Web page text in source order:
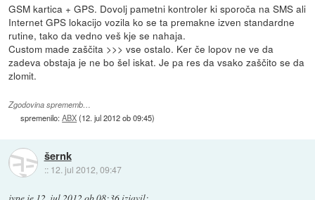
GSM kartica + GPS. Dovolj pametni kontroler ki sporoča na SMS ali
Internet GPS lokacijo vozila ko se ta premakne izven standardne
rutine, tako da vedno veš kje se nahaja.
Custom made zaščita >>> vse ostalo. Ker če lopov ne ve da
zadeva obstaja je ne bo šel iskat. Je pa res da vsako zaščito se da
zlomit.
Zgodovina sprememb…
spremenilo:ABX(12. jul 2012 ob 09:45)
šernk
:: 12. jul 2012, 09:47